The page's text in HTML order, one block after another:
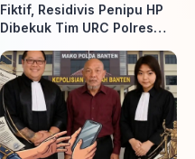
Fiktif, Residivis Penipu HP
Dibekuk Tim URC Polres